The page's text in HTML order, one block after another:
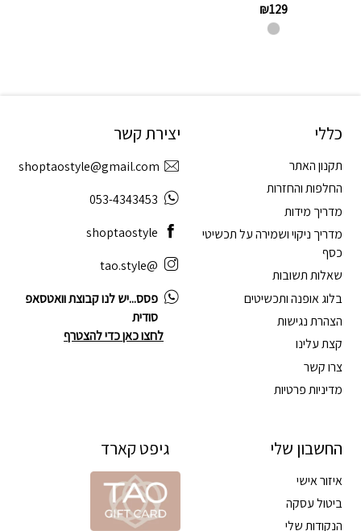
₪129
כללי
תקנון האתר
החלפות והחזרות
מדריך מידות
מדריך ניקוי ושמירה על תכשיטי
כסף
שאלות תשובות
בלוג אופנה ותכשיטים
הצהרת נגישות
קצת עלינו
צרו קשר
מדיניות פרטיות
החשבון שלי
איזור אישי
ביטול עסקה
הנקודות שלי
יצירת קשר
shoptaostyle@gmail.com
053-4343453
shoptaostyle
@tao.style
פסס...יש לנו קבוצת וואטסאפ
סודית
לחצו כאן כדי להצטרף
גיפט קארד